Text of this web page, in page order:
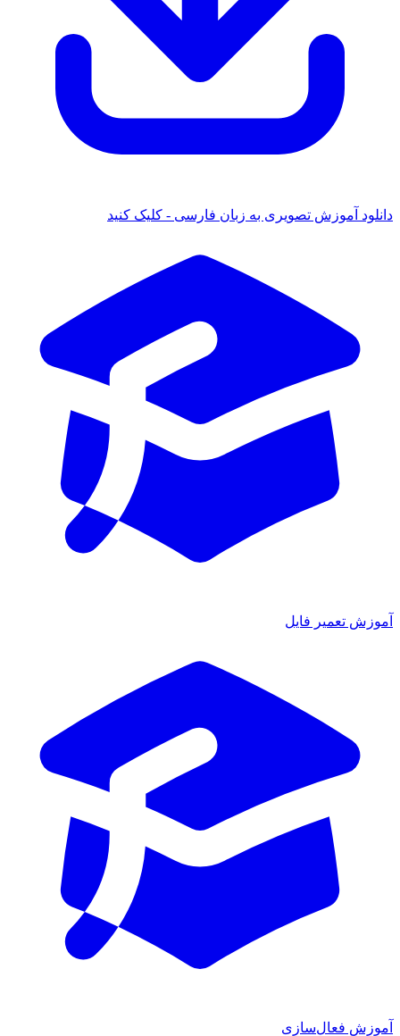
دانلود آموزش تصویری به زبان فارسی - کلیک کنید
آموزش تعمیر فایل
آموزش فعال‌سازی